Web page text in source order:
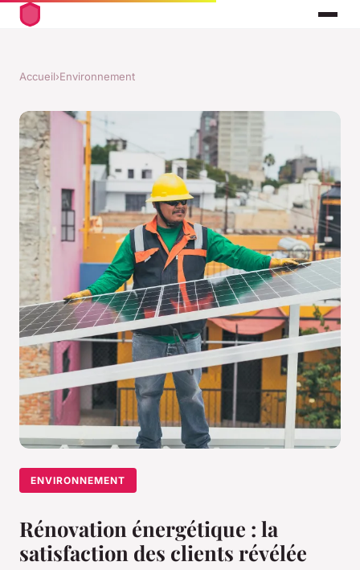
Accueil›Environnement
ENVIRONNEMENT
Rénovation énergétique : la
satisfaction des clients révélée